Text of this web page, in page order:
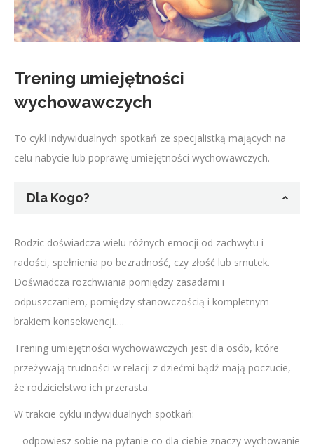
Trening umiejętności
wychowawczych
To cykl indywidualnych spotkań ze specjalistką mających na
celu nabycie lub poprawę umiejętności wychowawczych.
Dla Kogo?
Rodzic doświadcza wielu różnych emocji od zachwytu i
radości, spełnienia po bezradność, czy złość lub smutek.
Doświadcza rozchwiania pomiędzy zasadami i
odpuszczaniem, pomiędzy stanowczością i kompletnym
brakiem konsekwencji….
Trening umiejętności wychowawczych jest dla osób, które
przeżywają trudności w relacji z dziećmi bądź mają poczucie,
że rodzicielstwo ich przerasta.
W trakcie cyklu indywidualnych spotkań:
– odpowiesz sobie na pytanie co dla ciebie znaczy wychowanie